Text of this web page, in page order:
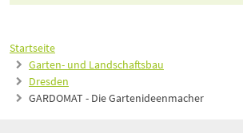
Startseite
Garten- und Landschaftsbau
Dresden
GARDOMAT - Die Gartenideenmacher